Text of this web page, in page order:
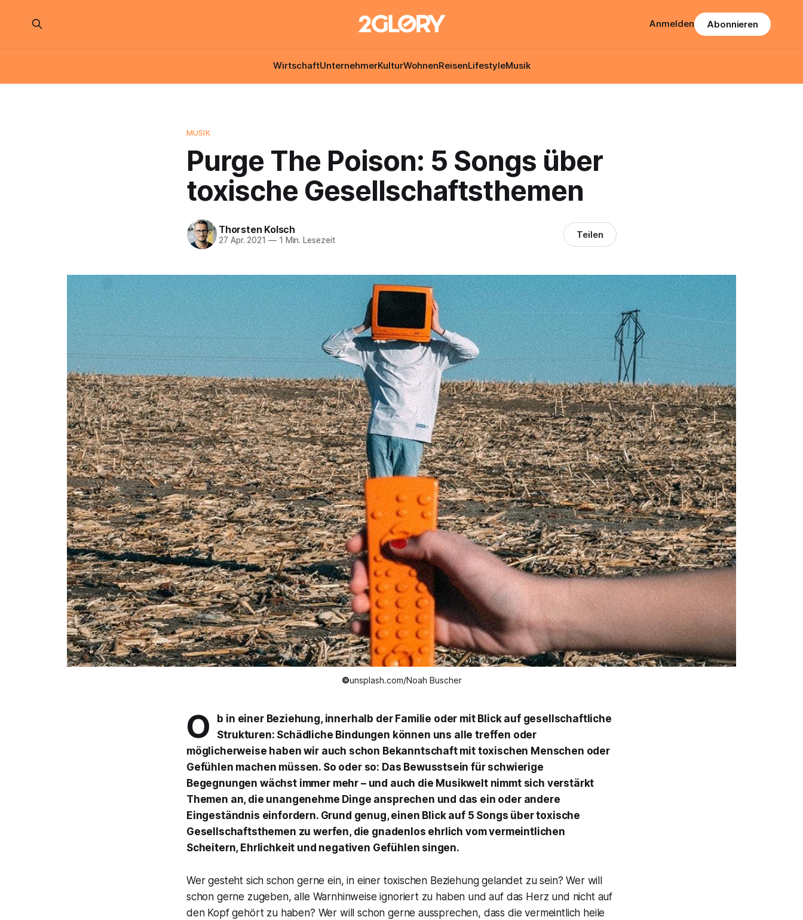
WirtschaftUnternehmerKulturWohnenReisenLifestyleMusik
Anmelden Abonnieren
MUSIK
Purge The Poison: 5 Songs über
toxische Gesellschaftsthemen
Thorsten Kolsch
27 Apr. 2021 —1 Min. Lesezeit Teilen
©unsplash.com/Noah Buscher
O
b in einer Beziehung, innerhalb der Familie oder mit Blick auf gesellschaftliche
Strukturen: Schädliche Bindungen können uns alle treffen oder
möglicherweise haben wir auch schon Bekanntschaft mit toxischen Menschen oder
Gefühlen machen müssen. So oder so: Das Bewusstsein für schwierige
Begegnungen wächst immer mehr – und auch die Musikwelt nimmt sich verstärkt
Themen an, die unangenehme Dinge ansprechen und das ein oder andere
Eingeständnis einfordern. Grund genug, einen Blick auf 5 Songs über toxische
Gesellschaftsthemen zu werfen, die gnadenlos ehrlich vom vermeintlichen
Scheitern, Ehrlichkeit und negativen Gefühlen singen.
Wer gesteht sich schon gerne ein, in einer toxischen Beziehung gelandet zu sein? Wer will
schon gerne zugeben, alle Warnhinweise ignoriert zu haben und auf das Herz und nicht auf
den Kopf gehört zu haben? Wer will schon gerne aussprechen, dass die vermeintlich heile